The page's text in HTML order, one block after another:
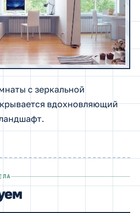
с зеркальной
вдохновляющий